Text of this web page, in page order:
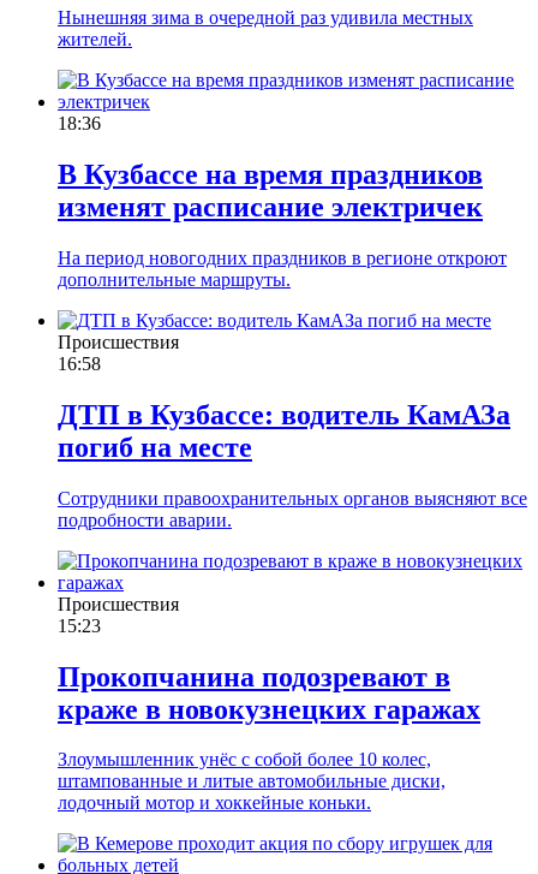
Нынешняя зима в очередной раз удивила местных
жителей.
18:36
В Кузбассе на время праздников
изменят расписание электричек
На период новогодних праздников в регионе откроют
дополнительные маршруты.
Происшествия
16:58
ДТП в Кузбассе: водитель КамАЗа
погиб на месте
Сотрудники правоохранительных органов выясняют все
подробности аварии.
Происшествия
15:23
Прокопчанина подозревают в
краже в новокузнецких гаражах
Злоумышленник унёс с собой более 10 колес,
штампованные и литые автомобильные диски,
лодочный мотор и хоккейные коньки.